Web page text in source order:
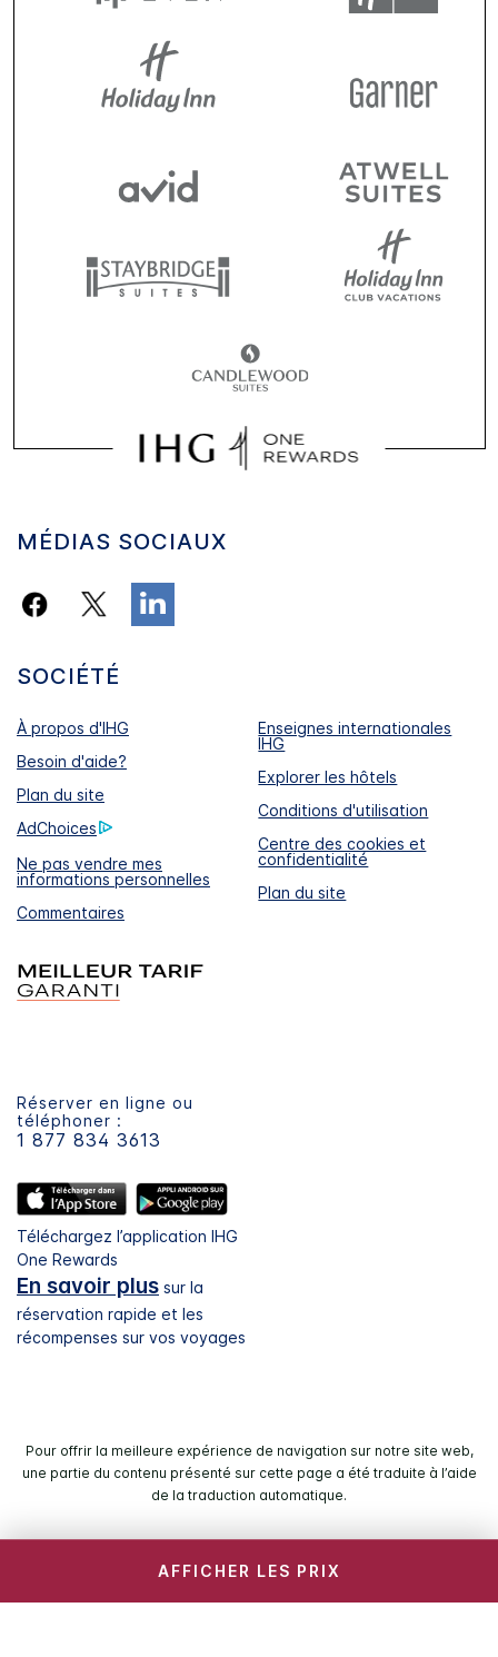
AFFICHER LES PRIX
MÉDIAS SOCIAUX
SOCIÉTÉ
À propos d'IHG
Enseignes internationales
IHG
Besoin d'aide?
Explorer les hôtels
Plan du site
Conditions d'utilisation
AdChoices
Centre des cookies et
confidentialité
Ne pas vendre mes
informations personnelles
Plan du site
Commentaires
Réserver en ligne ou
téléphoner :
1 877 834 3613
Téléchargez l’application IHG
One Rewards
En savoir plus sur la
réservation rapide et les
récompenses sur vos voyages
Pour offrir la meilleure expérience de navigation sur notre site web,
une partie du contenu présenté sur cette page a été traduite à l’aide
de la traduction automatique.
© 2026 IHG. Tous droits réservés. La plupart des hôtels sont